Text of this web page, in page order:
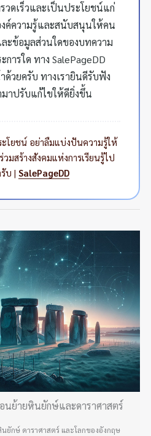
วดเร็วและเป็นประโยชน์แก่
ค์ความรู้และสนับสนุนให้คน
ะข้อมูลส่วนใดของบทความ
ารใด ทาง SalePageDD
วยครับ ทางเรายินดีรับฟัง
าปรับแก้ไขให้ดียิ่งขึ้น
โยชน์ อย่าลืมแบ่งปันความรู้ให้
สร้างสังคมแห่งการเรียนรู้ไป
บ | SalePageDD
นย้ายหินยักษ์และดาราศาสตร์
ยักษ์ ดาราศาสตร์ และโลกของอังกฤษ